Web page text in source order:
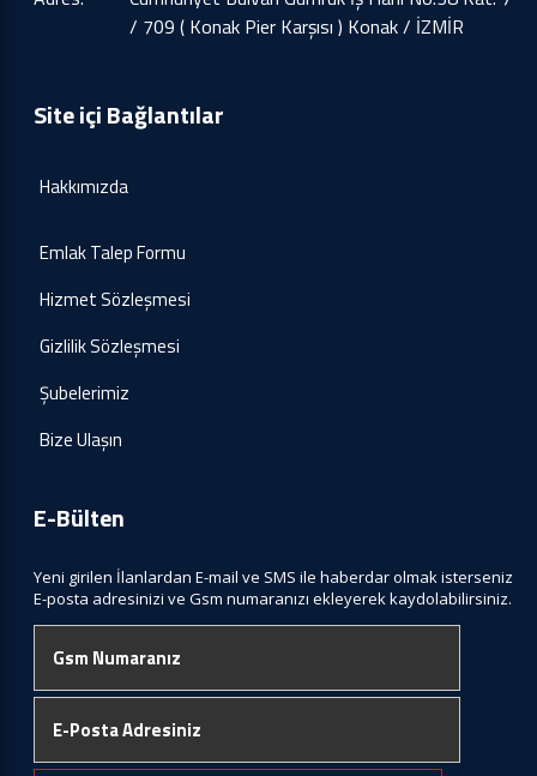
/ 709 ( Konak Pier Karşısı ) Konak / İZMİR
Site içi Bağlantılar
Hakkımızda
Emlak Talep Formu
Hizmet Sözleşmesi
Gizlilik Sözleşmesi
Şubelerimiz
Bize Ulaşın
E-Bülten
Yeni girilen İlanlardan E-mail ve SMS ile haberdar olmak isterseniz
E-posta adresinizi ve Gsm numaranızı ekleyerek kaydolabilirsiniz.